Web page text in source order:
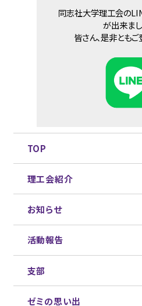
同志社大学理工会の
が出来まし
皆さん、是非ともご
TOP
理工会紹介
お知らせ
活動報告
支部
ゼミの思い出